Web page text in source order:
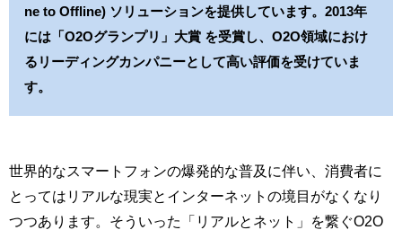
ne to Offline) ソリューションを提供しています。2013年
には「O2Oグランプリ」大賞 を受賞し、O2O領域におけ
るリーディングカンパニーとして高い評価を受けていま
す。
世界的なスマートフォンの爆発的な普及に伴い、消費者に
とってはリアルな現実とインターネットの境目がなくなり
つつあります。そういった「リアルとネット」を繋ぐO2O